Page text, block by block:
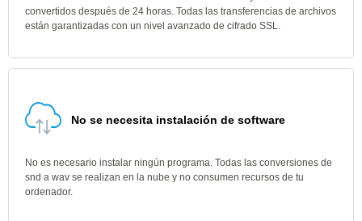
convertidos después de 24 horas. Todas las transferencias de archivos
están garantizadas con un nivel avanzado de cifrado SSL.
No se necesita instalación de software
No es necesario instalar ningún programa. Todas las conversiones de
snd a wav se realizan en la nube y no consumen recursos de tu
ordenador.